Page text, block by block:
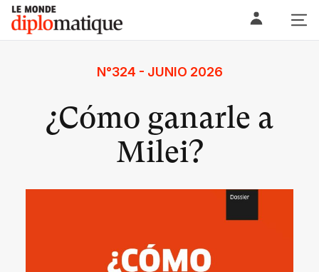
Skip
content
Le monde diplomatique
N°324 - JUNIO 2026
¿Cómo ganarle a
Milei?